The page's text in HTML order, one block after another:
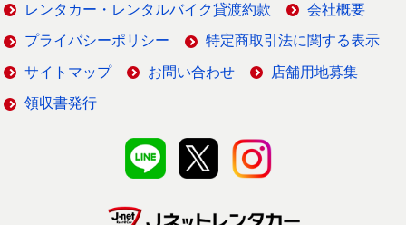
レンタカー・レンタルバイク貸渡約款 会社概要
プライバシーポリシー 特定商取引法に関する表示
サイトマップ お問い合わせ 店舗用地募集
領収書発行